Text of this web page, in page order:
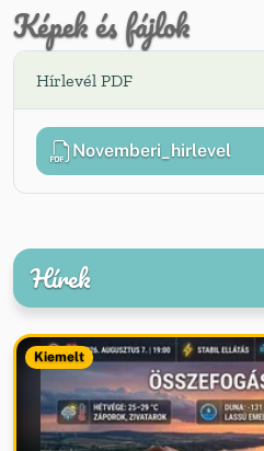
Képek és fájlok
Hírlevél PDF
Novemberi_hirlevel
Hírek
Kiemelt